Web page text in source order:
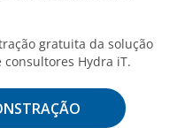
gratuita da solução
Hydra iT.